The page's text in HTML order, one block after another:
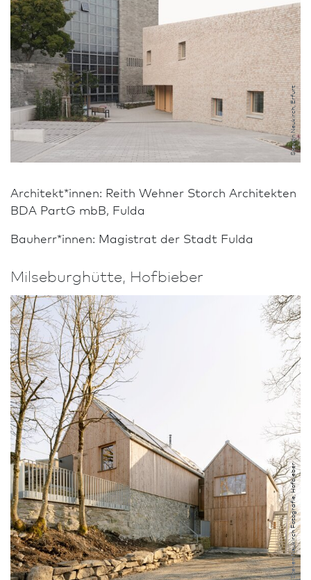
Steven Neukirch, Erfurt
Architekt*innen: Reith Wehner Storch Architekten
BDA PartG mbB, Fulda
Bauherr*innen: Magistrat der Stadt Fulda
Milseburghütte, Hofbieber
Steven Neukirch Fotografie, Hofbieber